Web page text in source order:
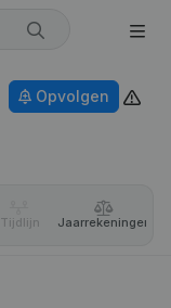
Opvolgen
Tijdlijn Jaar­rekeningen